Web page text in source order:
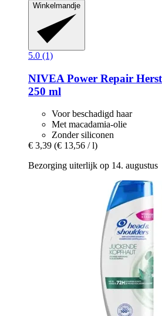
Winkelmandje
5.0 (1)
NIVEA Power Repair
250 ml
Voor beschadigd haar
Met macadamia-olie
Zonder siliconen
€ 3,39 (€ 13,56 / l)
Bezorging uiterlijk op 14. augustus